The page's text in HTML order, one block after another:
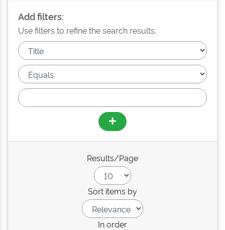
Add filters:
Use filters to refine the search results.
Results/Page
Sort items by
In order